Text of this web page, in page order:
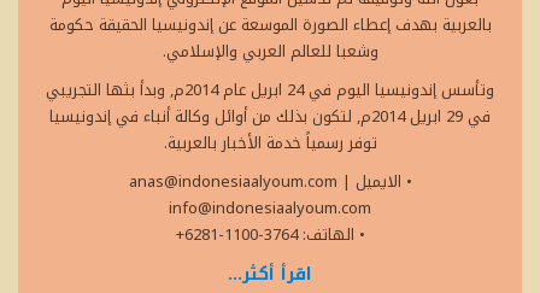
بالعربية بهدف إعطاء الصورة الموسعة عن إندونيسيا الحقيقة حكومة
وشعبا للعالم العربي والإسلامي.
وتأسس إندونيسيا اليوم في 24 ابريل عام 2014م, وبدأ بثها التجريبي
في 29 ابريل 2014م, لتكون بذلك من أوائل وكالة أنباء في إندونيسيا
توفر رسمياً خدمة الأخبار بالعربية.
• الايميل
anas@indonesiaalyoum.com |
info@indonesiaalyoum.com
• الهاتف: 3764-1100-6281+
اقرأ أكثر...